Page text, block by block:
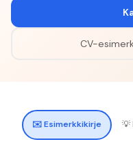
CV-
✉️Esimerkkikirje 💡